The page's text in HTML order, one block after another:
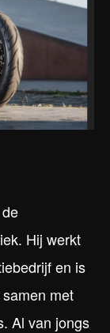
Hij werkt
en is
met
Al van jongs